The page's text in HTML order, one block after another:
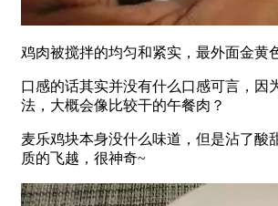
鸡肉被搅拌的均匀和紧实，最外面金黄
口感的话其实并没有什么口感可言，因
法，大概会像比较干的午餐肉？
麦乐鸡块本身没什么味道，但是沾了酸
质的飞越，很神奇~